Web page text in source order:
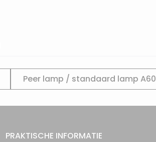
Peer lamp / standaard lamp A60
PRAKTISCHE INFORMATIE